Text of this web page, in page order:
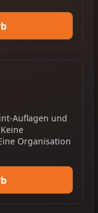
Auflagen und
Organisation